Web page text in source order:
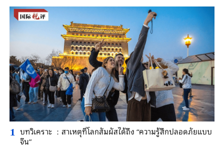
1 บทวิเคราะ ：สาเหตุที่โลกสัมผัสได้ถึง “ความรู้สึกปลอดภัยแบบ
จีน”